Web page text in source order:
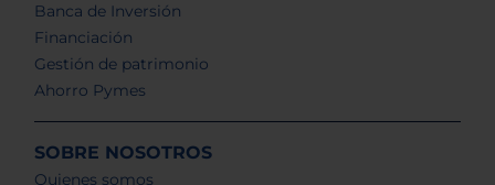
Banca de Inversión
Financiación
Gestión de patrimonio
Ahorro Pymes
SOBRE NOSOTROS
Quienes somos